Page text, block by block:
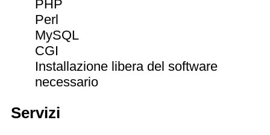
PHP
Perl
MySQL
CGI
Installazione libera del software
necessario
Servizi